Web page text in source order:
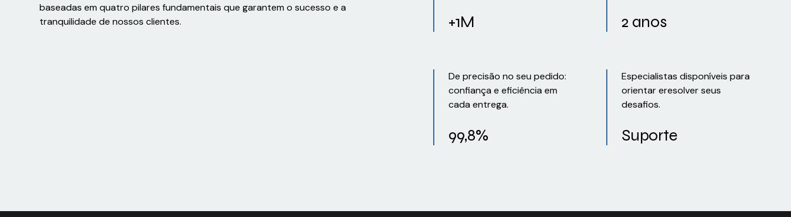
baseadas em quatro pilares fundamentais que garantem o sucesso e a
tranquilidade de nossos clientes.
+1M 2 anos
De precisão no seu pedido:
confiança e eficiência em
cada entrega.
99,8%
Especialistas disponíveis para
orientar eresolver seus
desafios.
Suporte